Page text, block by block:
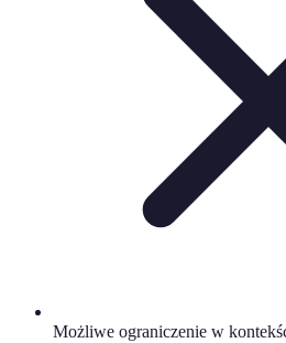
Możliwe ograniczenie w